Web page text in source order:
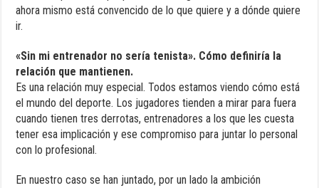
ahora mismo está convencido de lo que quiere y a dónde quiere
ir.
«Sin mi entrenador no sería tenista». Cómo definiría la
relación que mantienen.
Es una relación muy especial. Todos estamos viendo cómo está
el mundo del deporte. Los jugadores tienden a mirar para fuera
cuando tienen tres derrotas, entrenadores a los que les cuesta
tener esa implicación y ese compromiso para juntar lo personal
con lo profesional.
En nuestro caso se han juntado, por un lado la ambición